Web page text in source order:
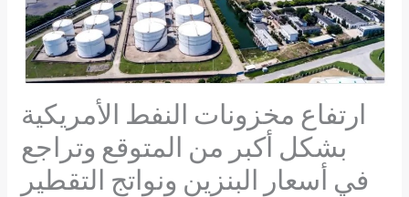
ارتفاع مخزونات النفط الأمريكية
بشكل أكبر من المتوقع وتراجع
في أسعار البنزين ونواتج التقطير